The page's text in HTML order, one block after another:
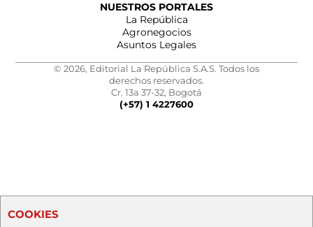
NUESTROS PORTALES
La República
Agronegocios
Asuntos Legales
© 2026, Editorial La República S.A.S. Todos los
derechos reservados.
Cr. 13a 37-32, Bogotá
(+57) 1 4227600
COOKIES